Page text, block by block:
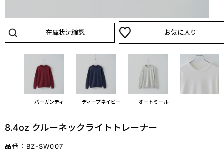
在庫状況確認 お気に入り
バーガンディ ディープネイビー オートミール
8.4oz クルーネックライトトレーナー
品番：BZ-SW007